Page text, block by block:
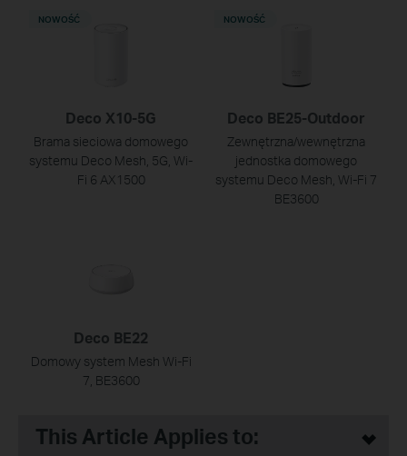
Deco X10-5G
Brama sieciowa domowego
systemu Deco Mesh, 5G, Wi-
Fi 6 AX1500
NOWOŚĆ
Deco BE25-Outdoor
Zewnętrzna/wewnętrzna
jednostka domowego
systemu Deco Mesh, Wi-Fi 7
BE3600
NOWOŚĆ
Deco BE22
Domowy system Mesh Wi‑Fi
7, BE3600
This Article Applies to: